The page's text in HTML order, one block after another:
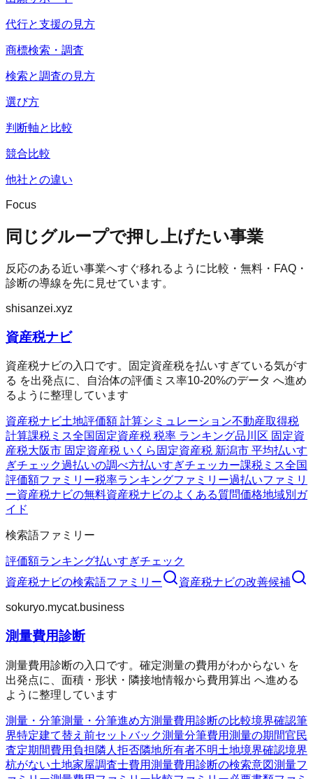
代行と支援の見方
商標検索・調査
検索と調査の見方
選び方
判断軸と比較
競合比較
他社との違い
Focus
同じグループで押し上げたい事業
反応のある近い事業へすぐ移れるように比較・無料・FAQ・
診断の導線を先に見せています。
shisanzei.xyz
資産税ナビ
資産税ナビの入口です。固定資産税を払いすぎている気がす
る を出発点に、自治体の評価ミス率10-20%のデータ へ進め
るように整理しています
資産税ナビ土地評価額 計算シミュレーション不動産取得税
計算課税ミス全国 固定資産税 税率 ランキング品川区 固定資
産税大阪市 固定資産税 いくら 固定資産税 新潟市 平均払いす
ぎチェック過払いの調べ方払いすぎチェッカー課税ミス全国
評価額ファミリー税率ランキングファミリー過払いファミリ
ー資産税ナビの無料資産税ナビのよくある質問価格地域別ガ
イド
検索語ファミリー
評価額ランキング払いすぎチェック
資産税ナビの検索語ファミリー 資産税ナビの改善候補
sokuryo.mycat.business
測量費用診断
測量費用診断の入口です。確定測量の費用がわからない を
出発点に、面積・形状・隣接地情報から費用算出 へ進める
ように整理しています
測量・分筆測量・分筆進め方測量費用診断の比較境界確認筆
界特定建て替え前セットバック測量分筆費用測量の期間官民
査定期間費用負担 隣人拒否隣地所有者不明土地境界確認境界
杭がない土地家屋調査士費用測量費用診断の検索意図測量フ